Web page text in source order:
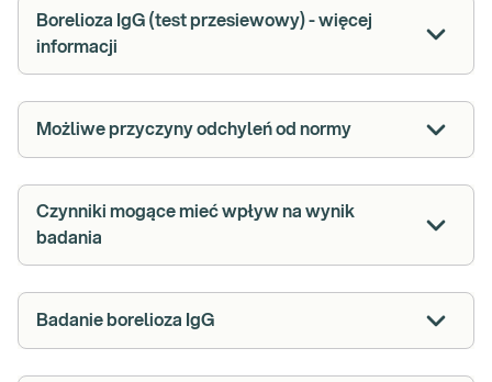
Borelioza IgG (test przesiewowy) - więcej
informacji
Możliwe przyczyny odchyleń od normy
Czynniki mogące mieć wpływ na wynik
badania
Badanie borelioza IgG